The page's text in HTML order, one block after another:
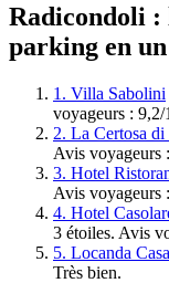
Radicondoli :
parking en
1. Villa Sabolini
voyageurs :
2. La Certosa
Avis
3. Hotel
Avis
4. Hotel
3 étoiles. Avis
5. Locanda
Très bien.